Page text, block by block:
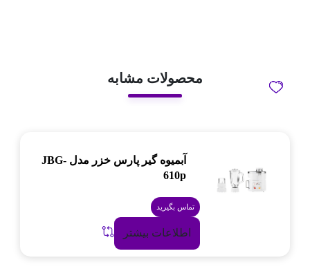
محصولات مشابه
آبمیوه گیر پارس خزر مدل JBG-
610p
تماس بگیرید
اطلاعات بیشتر